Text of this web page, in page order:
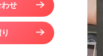
わせ